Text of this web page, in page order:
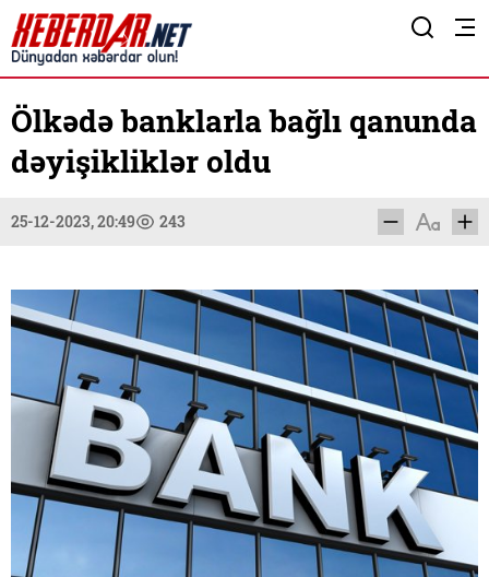
Ölkədə banklarla bağlı qanunda
dəyişikliklər oldu
25-12-2023, 20:49 243